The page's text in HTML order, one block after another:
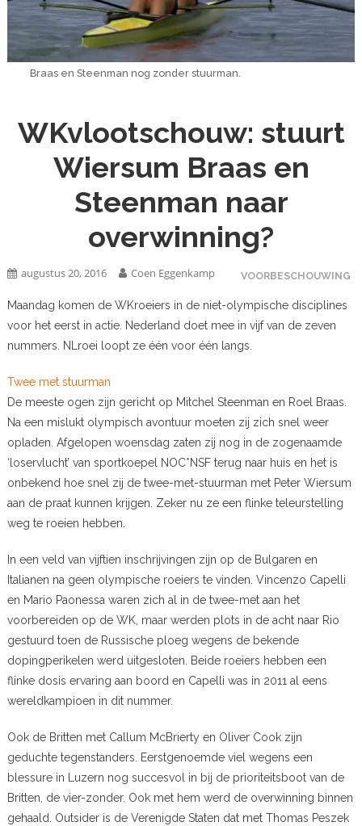
Braas en Steenman nog zonder stuurman.
WKvlootschouw: stuurt
Wiersum Braas en
Steenman naar
overwinning?
VOORBESCHOUWING
augustus 20, 2016 Coen Eggenkamp
Maandag komen de WKroeiers in de niet-olympische disciplines
voor het eerst in actie. Nederland doet mee in vijf van de zeven
nummers. NLroei loopt ze één voor één langs.
Twee met stuurman
De meeste ogen zijn gericht op Mitchel Steenman en Roel Braas.
Na een mislukt olympisch avontuur moeten zij zich snel weer
opladen. Afgelopen woensdag zaten zij nog in de zogenaamde
‘loservlucht’ van sportkoepel NOC*NSF terug naar huis en het is
onbekend hoe snel zij de twee-met-stuurman met Peter Wiersum
aan de praat kunnen krijgen. Zeker nu ze een flinke teleurstelling
weg te roeien hebben.
In een veld van vijftien inschrijvingen zijn op de Bulgaren en
Italianen na geen olympische roeiers te vinden. Vincenzo Capelli
en Mario Paonessa waren zich al in de twee-met aan het
voorbereiden op de WK, maar werden plots in de acht naar Rio
gestuurd toen de Russische ploeg wegens de bekende
dopingperikelen werd uitgesloten. Beide roeiers hebben een
flinke dosis ervaring aan boord en Capelli was in 2011 al eens
wereldkampioen in dit nummer.
Ook de Britten met Callum McBrierty en Oliver Cook zijn
geduchte tegenstanders. Eerstgenoemde viel wegens een
blessure in Luzern nog succesvol in bij de prioriteitsboot van de
Britten, de vier-zonder. Ook met hem werd de overwinning binnen
gehaald. Outsider is de Verenigde Staten dat met Thomas Peszek